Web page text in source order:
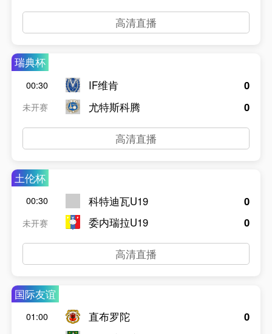
高清直播
瑞典杯
00:30
未开赛
IF维肯
尤特斯科腾
0
0
高清直播
土伦杯
00:30
未开赛
科特迪瓦U19
委内瑞拉U19
0
0
高清直播
国际友谊
01:00
直布罗陀
0